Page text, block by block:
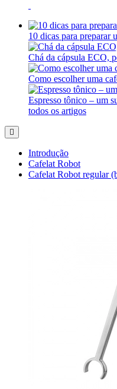
10 dicas para preparar
Chá da cápsula ECO,
Como escolher uma
Espresso tônico – um
todos os artigos
Introdução
Cafelat Robot
Cafelat Robot regular